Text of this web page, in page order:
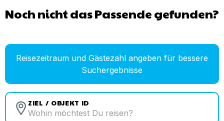
Noch nicht das Passende gefunden?
Reisezeitraum und Gästezahl angeben für bessere
Suchergebnisse
ZIEL / OBJEKT ID